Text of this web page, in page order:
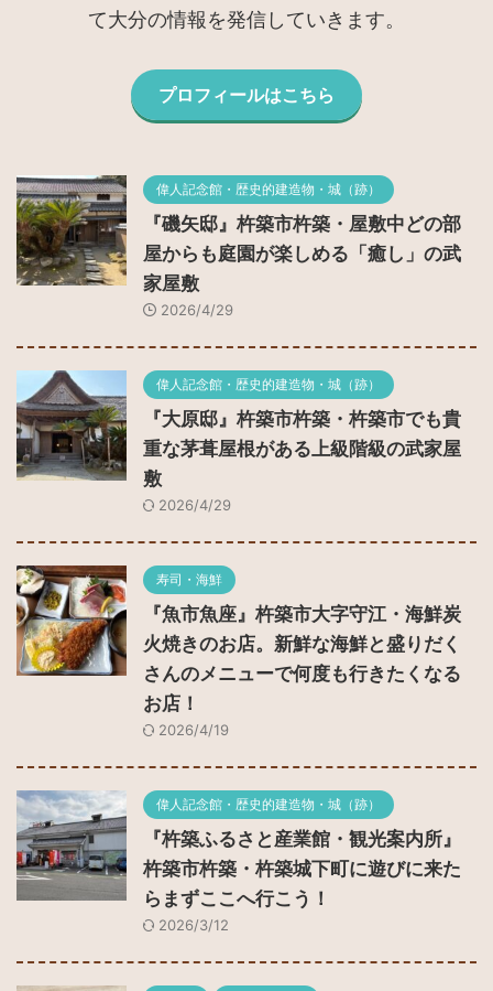
て大分の情報を発信していきます。
プロフィールはこちら
偉人記念館・歴史的建造物・城（跡）
『磯矢邸』杵築市杵築・屋敷中どの部
屋からも庭園が楽しめる「癒し」の武
家屋敷
2026/4/29
偉人記念館・歴史的建造物・城（跡）
『大原邸』杵築市杵築・杵築市でも貴
重な茅葺屋根がある上級階級の武家屋
敷
2026/4/29
寿司・海鮮
『魚市魚座』杵築市大字守江・海鮮炭
火焼きのお店。新鮮な海鮮と盛りだく
さんのメニューで何度も行きたくなる
お店！
2026/4/19
偉人記念館・歴史的建造物・城（跡）
『杵築ふるさと産業館・観光案内所』
杵築市杵築・杵築城下町に遊びに来た
らまずここへ行こう！
2026/3/12